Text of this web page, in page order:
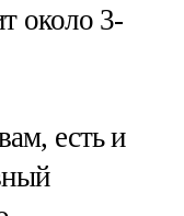
около 3-
есть и